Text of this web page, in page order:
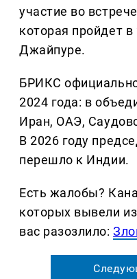
участие во
которая пройдет
Джайпуре.
БРИКС
2024 года: в
Иран, ОАЭ,
В 2026 году
перешло к Индии.
Есть жалобы?
которых вывели
вас разозлило: